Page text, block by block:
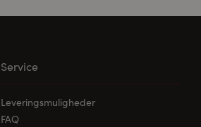
Service
Leveringsmuligheder
FAQ